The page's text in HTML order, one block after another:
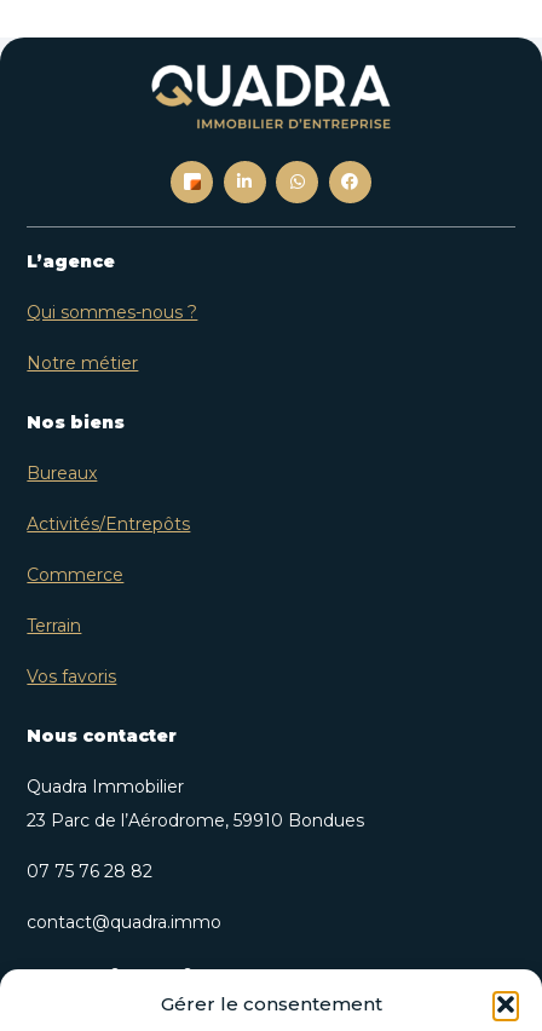
Gérer le consentement
L’agence
Qui sommes-nous ?
Notre métier
Nos biens
Bureaux
Activités/Entrepôts
Commerce
Terrain
Vos favoris
Nous contacter
Quadra Immobilier
23 Parc de l’Aérodrome, 59910 Bondues
07 75 76 28 82
contact@quadra.immo
S’inscrire à notre newsletter
Recevez nos opportunités immobilières et actualités